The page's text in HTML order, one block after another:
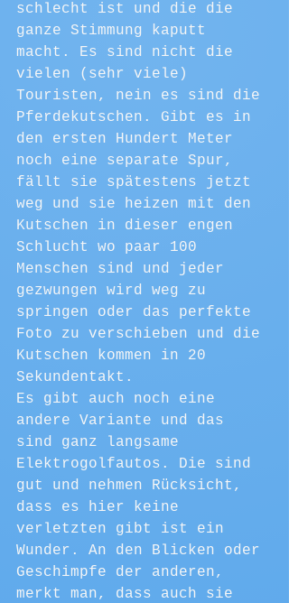
schlecht ist und die die
ganze Stimmung kaputt
macht. Es sind nicht die
vielen (sehr viele)
Touristen, nein es sind die
Pferdekutschen. Gibt es in
den ersten Hundert Meter
noch eine separate Spur,
fällt sie spätestens jetzt
weg und sie heizen mit den
Kutschen in dieser engen
Schlucht wo paar 100
Menschen sind und jeder
gezwungen wird weg zu
springen oder das perfekte
Foto zu verschieben und die
Kutschen kommen in 20
Sekundentakt.
Es gibt auch noch eine
andere Variante und das
sind ganz langsame
Elektrogolfautos. Die sind
gut und nehmen Rücksicht,
dass es hier keine
verletzten gibt ist ein
Wunder. An den Blicken oder
Geschimpfe der anderen,
merkt man, dass auch sie